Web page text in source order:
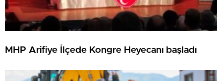
MHP Arifiye İlçede Kongre Heyecanı başladı